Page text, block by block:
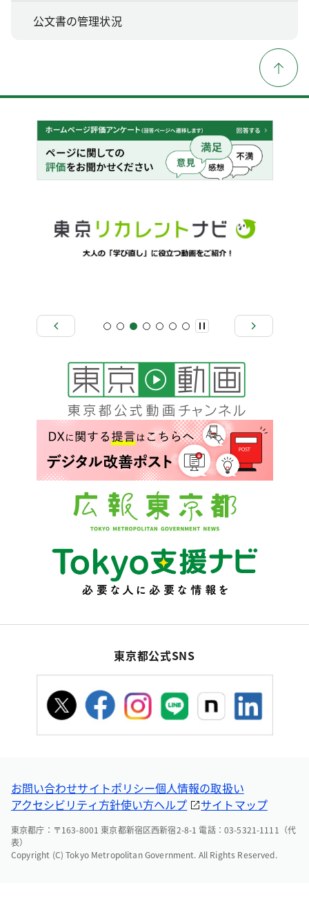
公文書の管理状況
東京都公式SNS
お問い合わせサイトポリシー個人情報の取扱い
アクセシビリティ方針使い方ヘルプ サイトマップ
東京都庁：〒163-8001 東京都新宿区西新宿2-8-1 電話：03-5321-1111（代
表）
Copyright (C) Tokyo Metropolitan Government. All Rights Reserved.